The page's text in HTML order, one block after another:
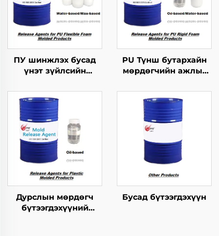
ПУ шинжлэх бусад
үнэт зүйлсийн
бутархайг гаргах
агент
PU Түнш бутархайн
мөрдөгчийн ажлыг
Дурслын мөрдөгч
бүтээгдэхүүний
Бусад бүтээгдэхүүн